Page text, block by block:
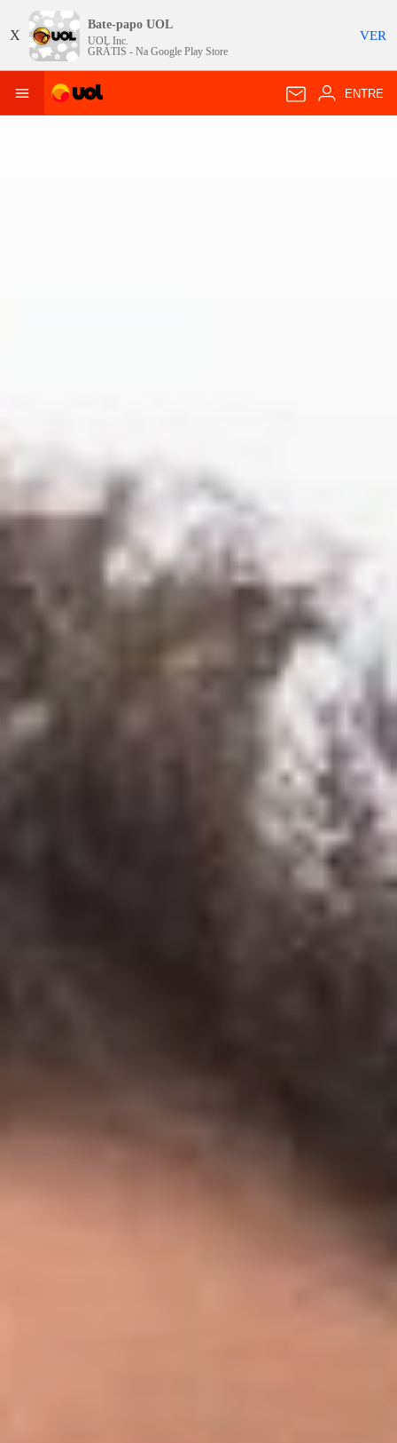
X
Bate-papo UOL
UOL Inc.
GRÁTIS - Na Google Play Store
VER
ENTRE